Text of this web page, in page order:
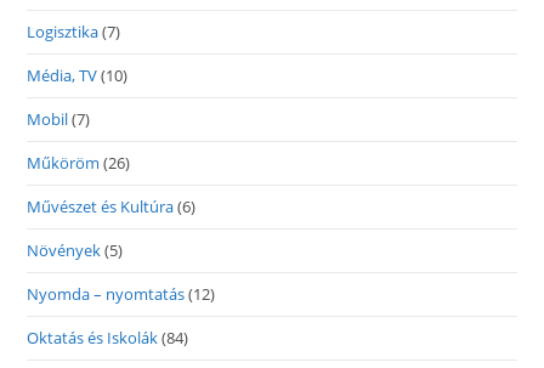
Logisztika(7)
Média, TV(10)
Mobil(7)
Műköröm (26)
Művészet és Kultúra(6)
Növények(5)
Nyomda – nyomtatás(12)
Oktatás és Iskolák(84)